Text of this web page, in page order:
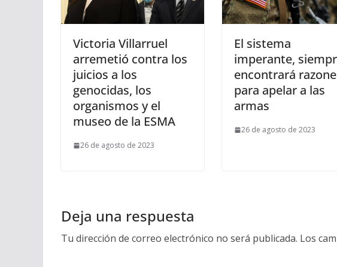
Victoria Villarruel
arremetió contra los
juicios a los
genocidas, los
organismos y el
museo de la ESMA
26 de agosto de 2023
El sistema
imperante,
encontrará
para apelar a las
armas
26 de agosto de 2023
Deja una respuesta
Tu dirección de correo electrónico no será publicada. Los